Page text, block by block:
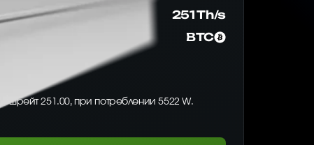
251 Th/s
BTC
251.00, при потреблении 5522 W.